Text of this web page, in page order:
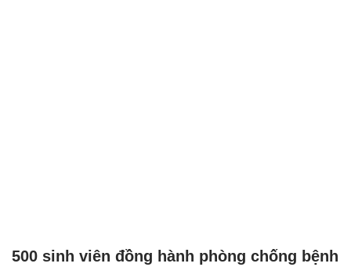
500 sinh viên đồng hành phòng chống bệnh